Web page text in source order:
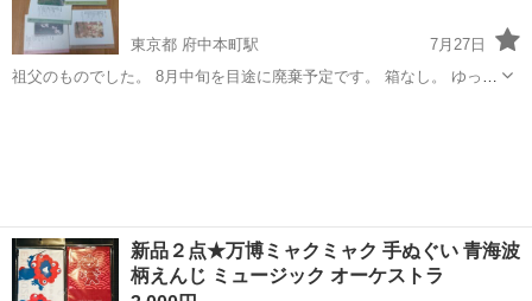
東京都 府中本町駅
7月27日
祖父のものでした。 8月中旬を目途に廃棄予定です。 箱なし。 ゆった
新品２点★万博ミャクミャク 手ぬぐい 青海波
柄えんじ ミュージック オーケストラ